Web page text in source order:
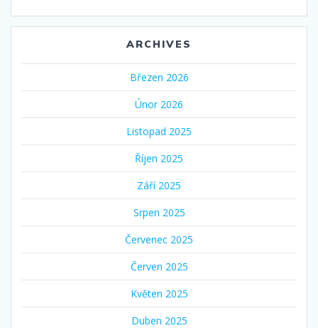
ARCHIVES
Březen 2026
Únor 2026
Listopad 2025
Říjen 2025
Září 2025
Srpen 2025
Červenec 2025
Červen 2025
Květen 2025
Duben 2025